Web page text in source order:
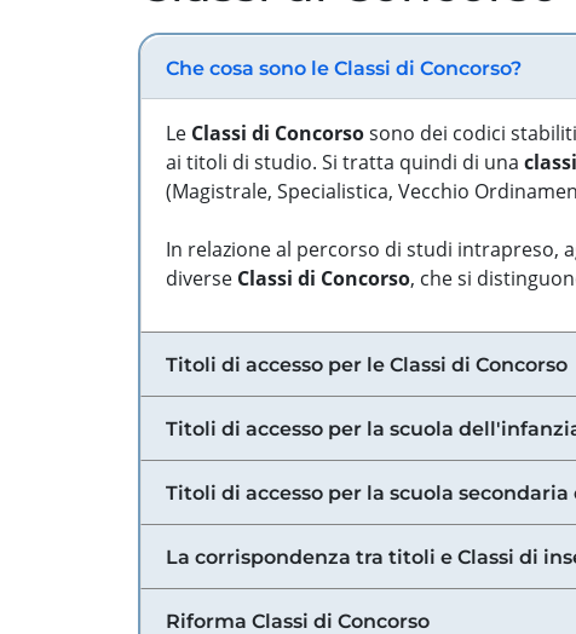
Che cosa sono le Classi di Concorso?
Le Classi di Concorsosono dei codici
ai titoli di studio. Si tratta quindi di una
(Magistrale, Specialistica, Vecchio
In relazione al percorso di studi intrapreso,
diverse Classi di Concorso, che si
Titoli di accesso per le Classi di Concorso
Titoli di accesso per la scuola
Titoli di accesso per la scuola secondaria
La corrispondenza tra titoli e Classi di
Riforma Classi di Concorso